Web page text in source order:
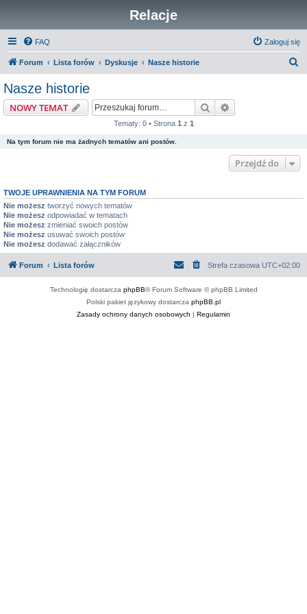
Relacje
FAQ Zaloguj się
Forum Lista forów Dyskusje Nasze historie
Nasze historie
NOWY TEMAT Szukaj
Tematy: 0 • Strona 1 z 1
Na tym forum nie ma żadnych tematów ani postów.
Przejdź do
TWOJE UPRAWNIENIA NA TYM FORUM
Nie możesz tworzyć nowych tematów
Nie możesz odpowiadać w tematach
Nie możesz zmieniać swoich postów
Nie możesz usuwać swoich postów
Nie możesz dodawać załączników
Forum Lista forów Strefa czasowa UTC+02:00
Technologię dostarcza phpBB® Forum Software © phpBB Limited
Polski pakiet językowy dostarcza phpBB.pl
Zasady ochrony danych osobowych | Regulamin